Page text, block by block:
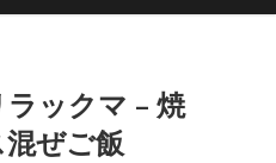
ックマ – 焼
ぜご飯